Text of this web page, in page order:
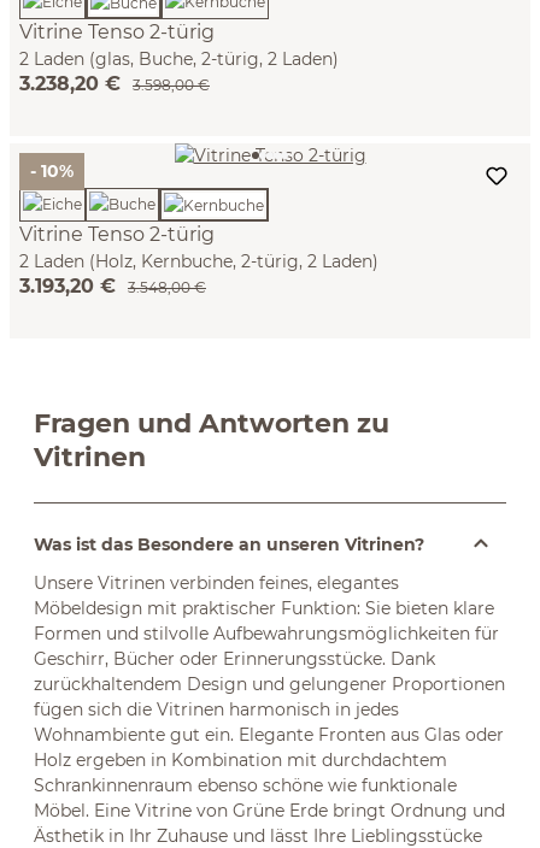
Vitrine Tenso 2-türig
2 Laden (glas, Buche, 2-türig, 2 Laden)
3.238,20 € 3.598,00 €
- 10%
Vitrine Tenso 2-türig
2 Laden (Holz, Kernbuche, 2-türig, 2 Laden)
3.193,20 € 3.548,00 €
Fragen und Antworten zu
Vitrinen
Was ist das Besondere an unseren Vitrinen?
Unsere Vitrinen verbinden feines, elegantes
Möbeldesign mit praktischer Funktion: Sie bieten klare
Formen und stilvolle Aufbewahrungsmöglichkeiten für
Geschirr, Bücher oder Erinnerungsstücke. Dank
zurückhaltendem Design und gelungener Proportionen
fügen sich die Vitrinen harmonisch in jedes
Wohnambiente gut ein. Elegante Fronten aus Glas oder
Holz ergeben in Kombination mit durchdachtem
Schrankinnenraum ebenso schöne wie funktionale
Möbel. Eine Vitrine von Grüne Erde bringt Ordnung und
Ästhetik in Ihr Zuhause und lässt Ihre Lieblingsstücke